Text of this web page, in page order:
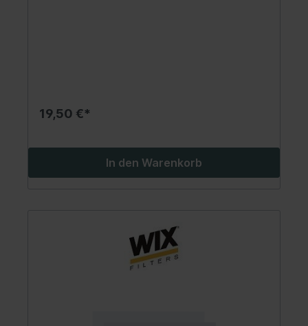
19,50 €*
In den Warenkorb